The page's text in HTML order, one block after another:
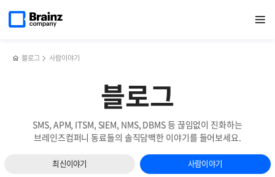
열기
페이지로
블로그 사람이야기
블로그
SMS, APM, ITSM, SIEM, NMS, DBMS 등 끊임없이 진화하는
브레인즈컴퍼니 동료들의 솔직담백한 이야기를 들어보세요.
최신이야기 사람이야기
브레인즈컴퍼니
상생
다음
슬라이드